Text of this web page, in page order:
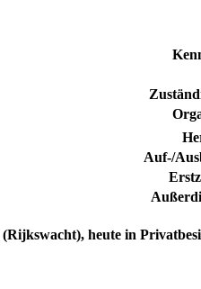
Auf-/
(Rijkswacht), heute in